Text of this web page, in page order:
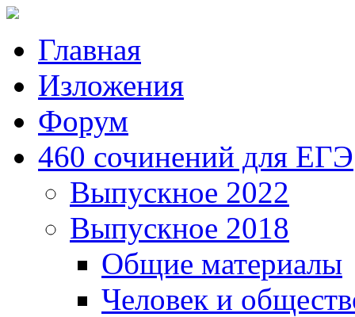
Главная
Изложения
Форум
460 сочинений для ЕГЭ
Выпускное 2022
Выпускное 2018
Общие материалы
Человек и